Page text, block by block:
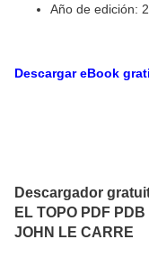
Año de edición:
Descargar eBook
Descargador
EL TOPO PDF
JOHN LE CARRE